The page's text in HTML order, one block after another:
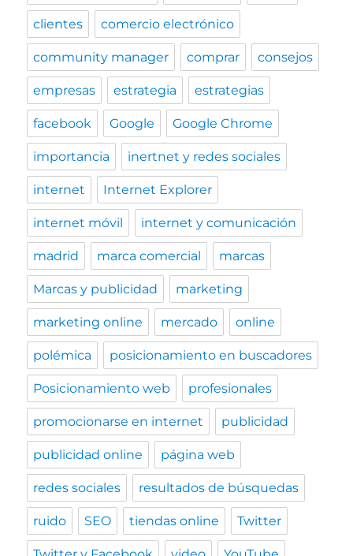
clientes comercio electrónico
community manager comprar consejos
empresas estrategia estrategias
facebook Google Google Chrome
importancia inertnet y redes sociales
internet Internet Explorer
internet móvil internet y comunicación
madrid marca comercial marcas
Marcas y publicidad marketing
marketing online mercado online
polémica posicionamiento en buscadores
Posicionamiento web profesionales
promocionarse en internet publicidad
publicidad online página web
redes sociales resultados de búsquedas
ruido SEO tiendas online Twitter